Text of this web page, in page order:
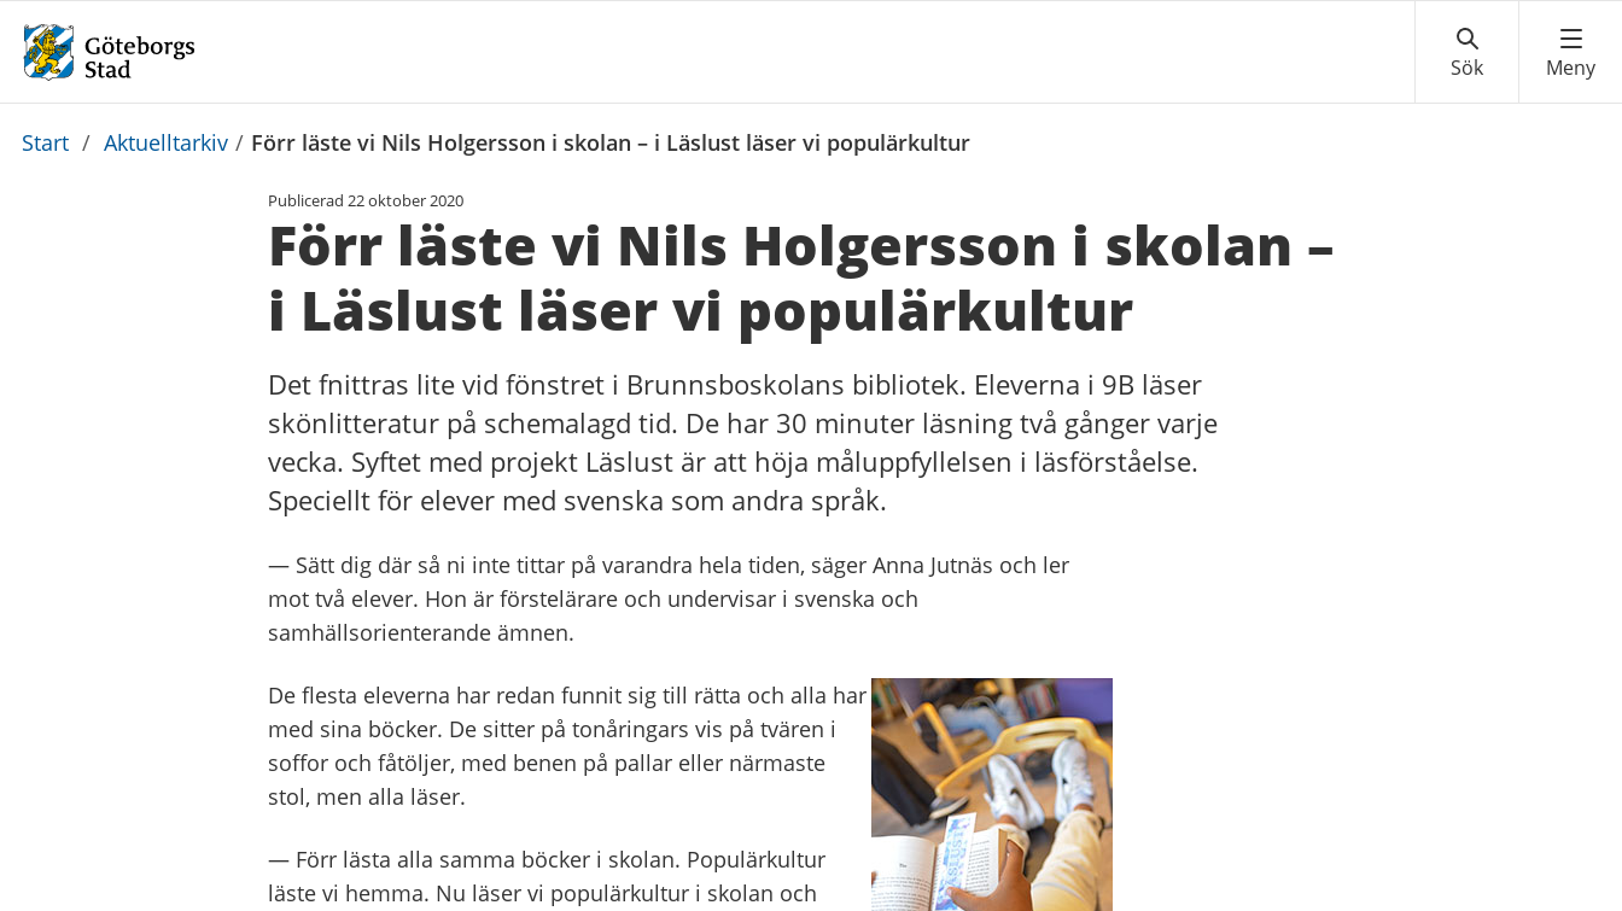
Du
Start / Aktuelltarkiv / Förr läste vi Nils Holgersson i skolan – i Läslust läser vi populärkultur
Publicerad 22 oktober 2020
Förr läste vi Nils Holgersson i skolan –
i Läslust läser vi populärkultur
Det fnittras lite vid fönstret i Brunnsboskolans bibliotek. Eleverna i 9B läser
skönlitteratur på schemalagd tid. De har 30 minuter läsning två gånger varje
vecka. Syftet med projekt Läslust är att höja måluppfyllelsen i läsförståelse.
Speciellt för elever med svenska som andra språk.
— Sätt dig där så ni inte tittar på varandra hela tiden, säger Anna Jutnäs och ler
mot två elever. Hon är förstelärare och undervisar i svenska och
samhällsorienterande ämnen.
De flesta eleverna har redan funnit sig till rätta och alla har
med sina böcker. De sitter på tonåringars vis på tvären i
soffor och fåtöljer, med benen på pallar eller närmaste
stol, men alla läser.
— Förr lästa alla samma böcker i skolan. Populärkultur
läste vi hemma. Nu läser vi populärkultur i skolan och